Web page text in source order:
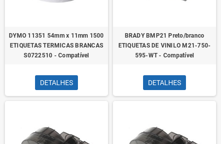
DYMO 11351 54mm x 11mm 1500
ETIQUETAS TERMICAS BRANCAS
S0722510 - Compatível
DETALHES
BRADY BMP21 Preto/branco
ETIQUETAS DE VINILO M21-750-
595-WT - Compatível
DETALHES